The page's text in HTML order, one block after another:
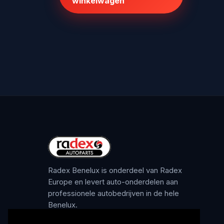
Radex Benelux is onderdeel van Radex
Europe en levert auto-onderdelen aan
professionele autobedrijven in de hele
Benelux.